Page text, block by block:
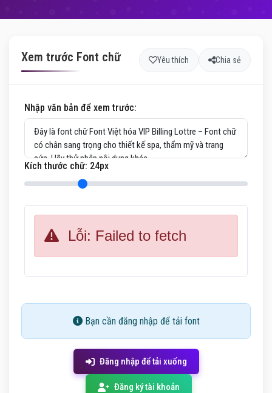
Xem trước Font chữ Yêu thích Chia sẻ
Nhập văn bản để xem trước:
Kích thước chữ: 24px
Lỗi: Failed to fetch
Bạn cần đăng nhập để tải font
Đăng nhập để tải xuống
Đăng ký tài khoản